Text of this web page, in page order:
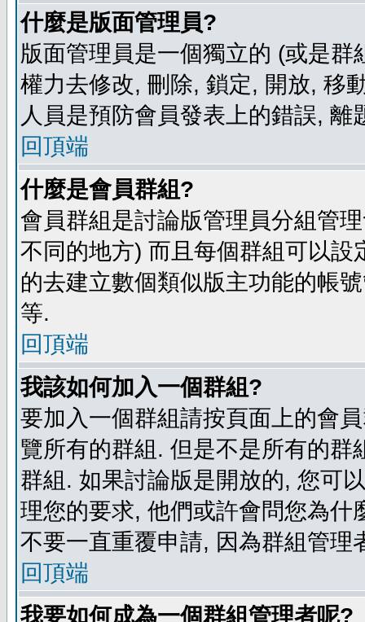
什麼是版面管理員?
版面管理員是一個獨立的 (或是
權力去修改, 刪除, 鎖定, 開放, 移
人員是預防會員發表上的錯誤, 離
回頂端
什麼是會員群組?
會員群組是討論版管理員分組管
不同的地方) 而且每個群組可以
的去建立數個類似版主功能的帳
等.
回頂端
我該如何加入一個群組?
要加入一個群組請按頁面上的會
覽所有的群組. 但是不是所有的
群組. 如果討論版是開放的, 您可
理您的要求, 他們或許會問您為
不要一直重覆申請, 因為群組管理
回頂端
我要如何成為一個群組管理者呢?